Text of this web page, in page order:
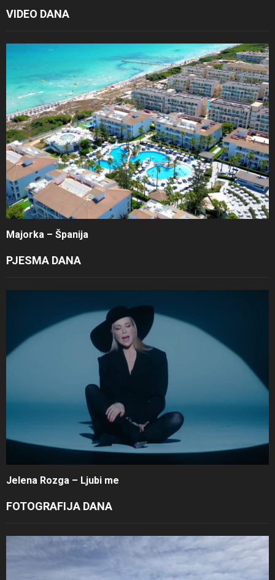
VIDEO DANA
Majorka – Španija
PJESMA DANA
Jelena Rozga – Ljubi me
FOTOGRAFIJA DANA